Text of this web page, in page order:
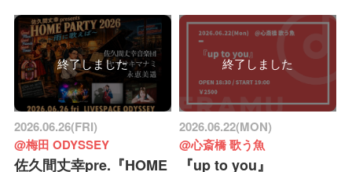
終了しました
2026.06.26(FRI)
@梅田 ODYSSEY
佐久間丈幸pre.『HOME
終了しました
2026.06.22(MON)
@心斎橋 歌う魚
『up to you』